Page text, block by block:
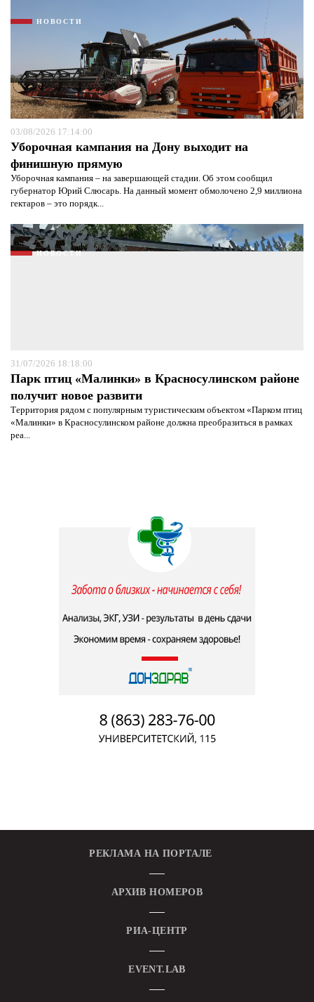
НОВОСТИ
03/08/2026 17:14:00
Уборочная кампания на Дону выходит на
финишную прямую
Уборочная кампания – на завершающей стадии. Об этом сообщил
губернатор Юрий Слюсарь. На данный момент обмолочено 2,9 миллиона
гектаров – это порядк...
НОВОСТИ
31/07/2026 18:18:00
Парк птиц «Малинки» в Красносулинском районе
получит новое развити
Территория рядом с популярным туристическим объектом «Парком птиц
«Малинки» в Красносулинском районе должна преобразиться в рамках
реа...
РЕКЛАМА НА ПОРТАЛЕ
АРХИВ НОМЕРОВ
РИА-ЦЕНТР
EVENT.LAB